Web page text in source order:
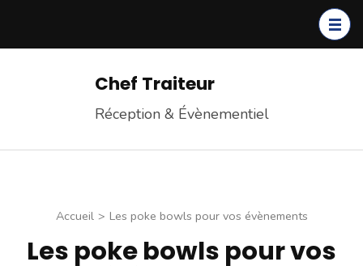
Chef Traiteur
Réception & Évènementiel
Accueil > Les poke bowls pour vos évènements
Les poke bowls pour vos